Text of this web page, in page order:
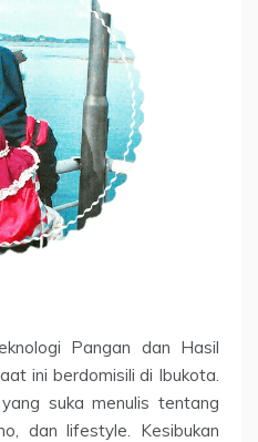
Pangan dan Hasil
ini berdomisili di Ibukota.
suka menulis tentang
dan lifestyle. Kesibukan